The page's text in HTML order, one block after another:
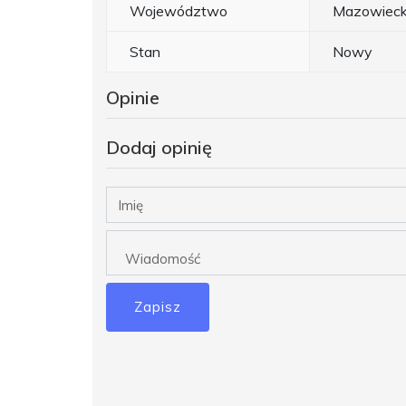
Województwo
Stan Nowy
Opinie
Dodaj opinię
Zapisz